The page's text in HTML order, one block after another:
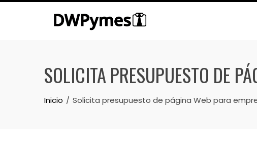
Skip
SOLICITA PRESUPUESTO DE
Inicio Solicita presupuesto de página Web para